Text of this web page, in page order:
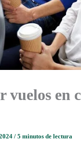
vuelos en
/ 5 minutos de lectura